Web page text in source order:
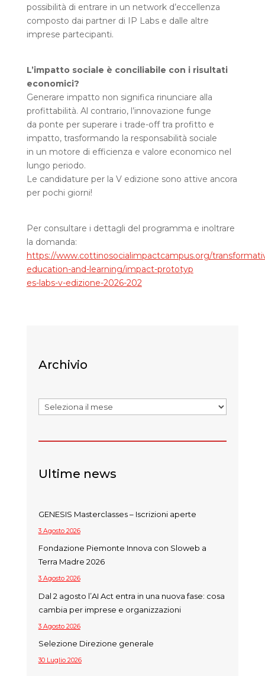
possibilità di entrare in un network d’eccellenza
composto dai partner di IP Labs e dalle altre
imprese partecipanti.
L’impatto sociale è conciliabile con i risultati
economici?
Generare impatto non significa rinunciare alla
profittabilità. Al contrario, l’innovazione funge
da ponte per superare i trade-off tra profitto e
impatto, trasformando la responsabilità sociale
in un motore di efficienza e valore economico nel
lungo periodo.
Le candidature per la V edizione sono attive ancora
per pochi giorni!
Per consultare i dettagli del programma e inoltrare
la domanda:
https://www.cottinosocialimpactcampus.org/
education-and-learning/impact-prototyp
es-labs-v-edizione-2026-202
Archivio
Archivi
Ultime news
GENESIS Masterclasses – Iscrizioni aperte
3 Agosto 2026
Fondazione Piemonte Innova con Sloweb a
Terra Madre 2026
3 Agosto 2026
Dal 2 agosto l’AI Act entra in una nuova fase: cosa
cambia per imprese e organizzazioni
3 Agosto 2026
Selezione Direzione generale
30 Luglio 2026